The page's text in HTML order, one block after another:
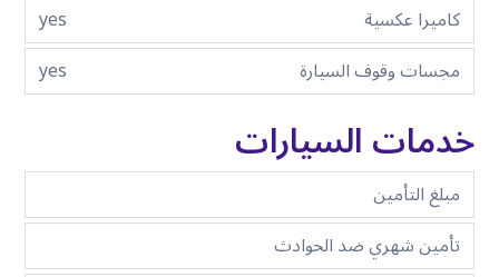
كاميرا عكسية
yes
مجسات وقوف السيارة
yes
خدمات السيارات
مبلغ التأمين
تأمين شهري ضد الحوادث